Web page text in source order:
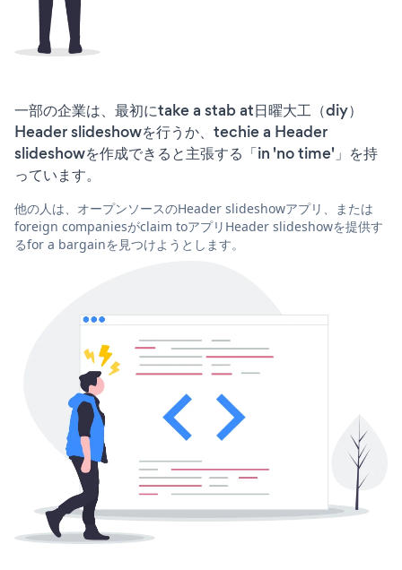
一部の企業は、最初にtake a stab at日曜大工（diy）
Header slideshowを行うか、techie a Header
slideshowを作成できると主張する「in 'no time'」を持
っています。
他の人は、オープンソースのHeader slideshowアプリ、または
foreign companiesがclaim toアプリHeader slideshowを提供す
るfor a bargainを見つけようとします。